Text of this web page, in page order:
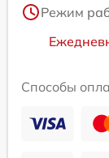
Режим
Способы